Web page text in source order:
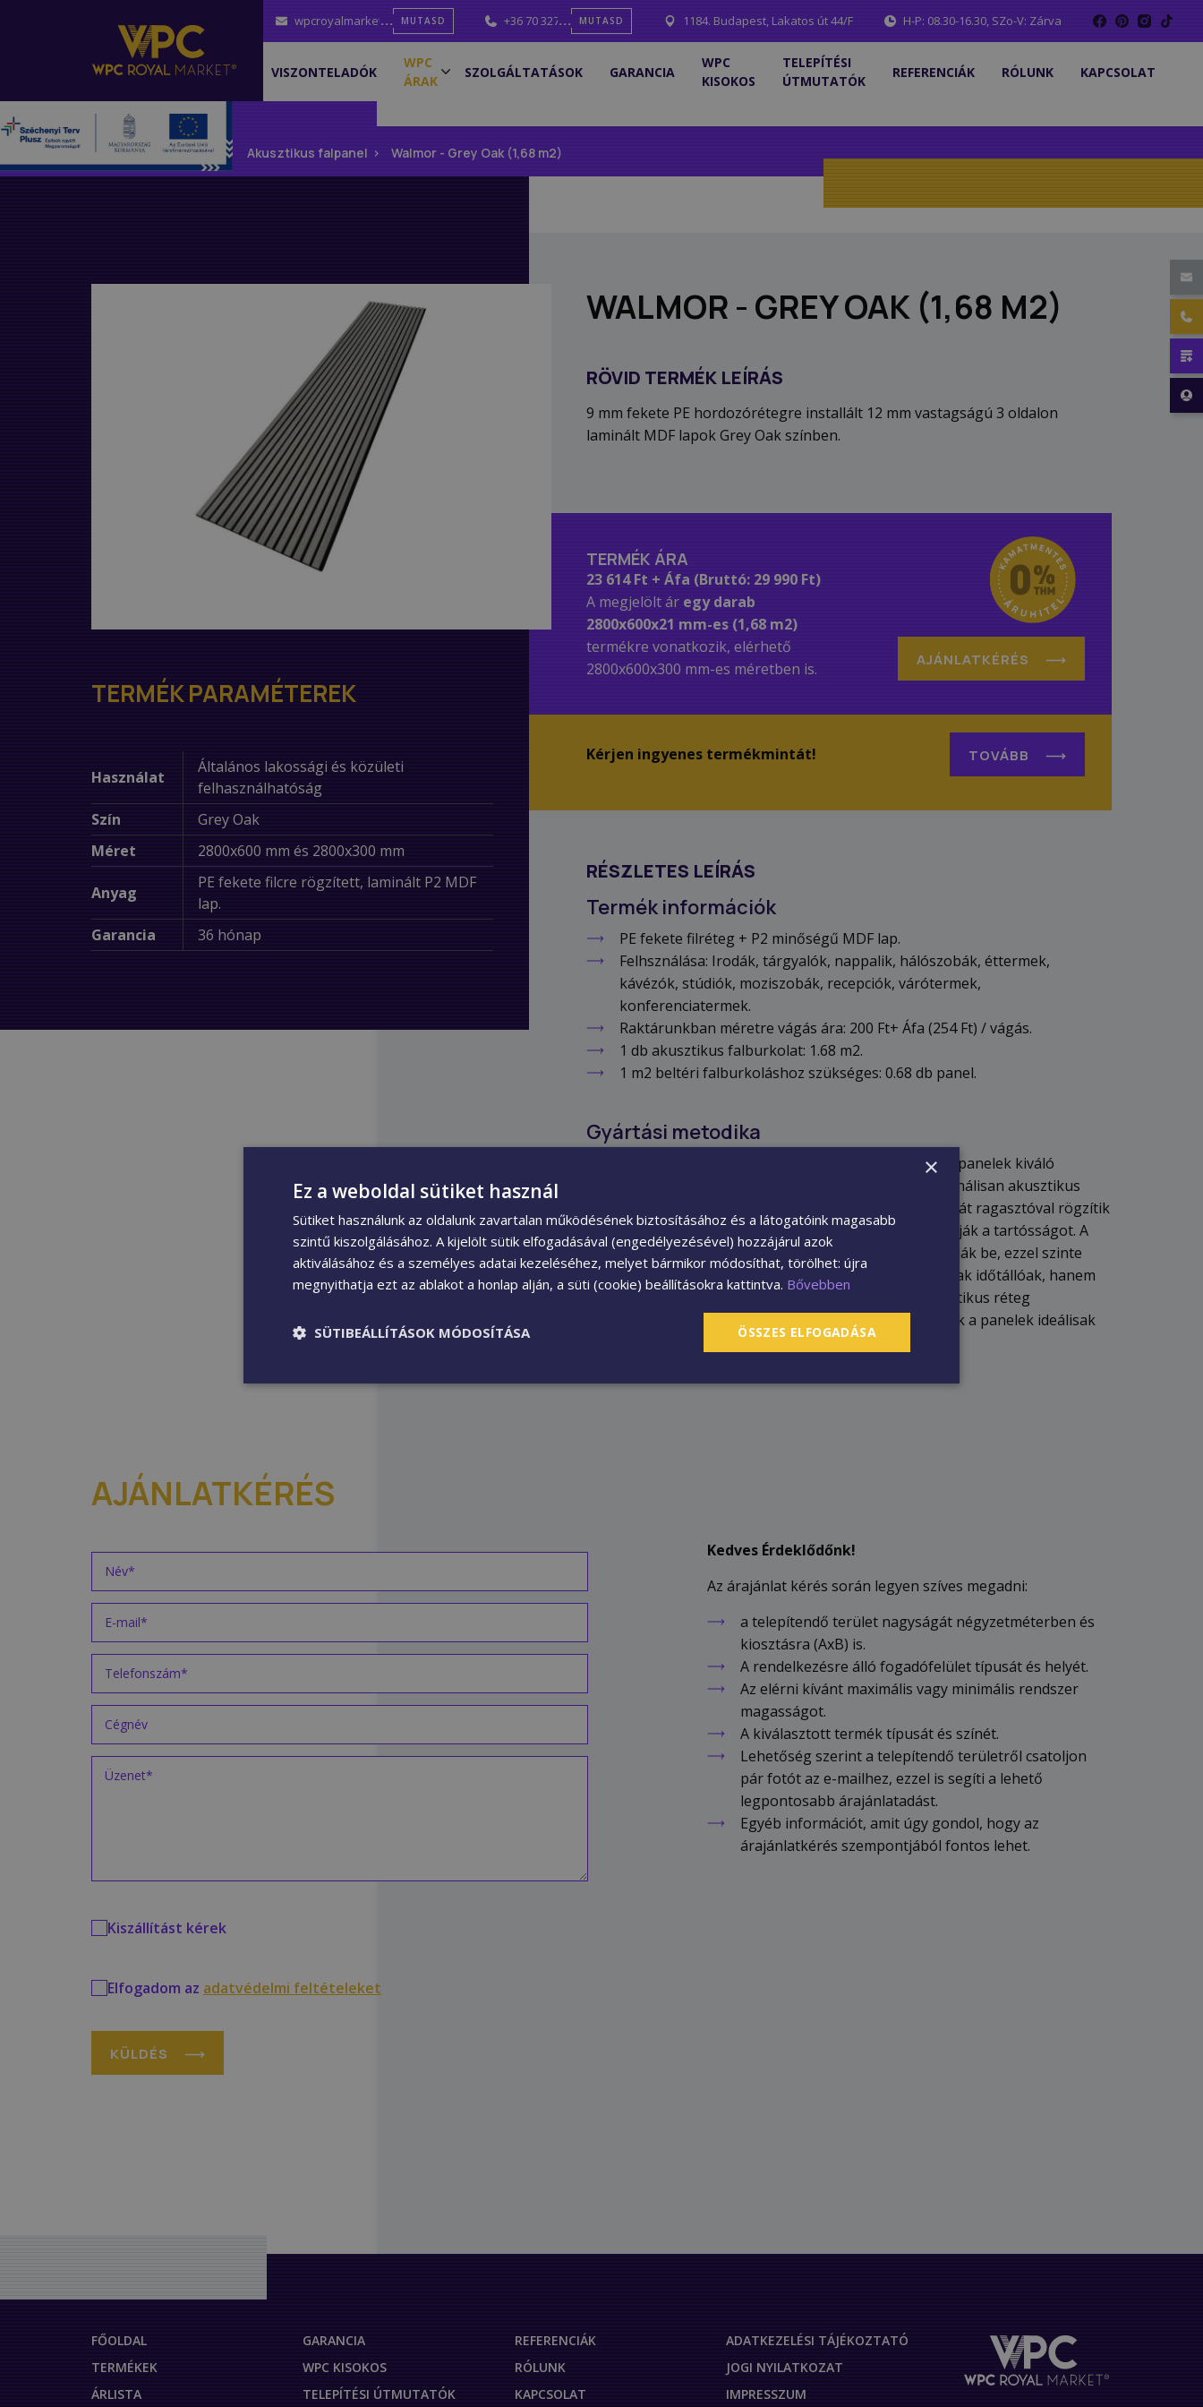
wpcroyalmarket@gmail.com
MUTASD +36 70 327 0001MUTASD 1184. Budapest, Lakatos út 44/F H-P: 08.30-16.30, SZo-V: Zárva
VISZONTELADÓK
WPC
ÁRAK
SZOLGÁLTATÁSOK GARANCIA
WPC
KISOKOS
TELEPÍTÉSI
ÚTMUTATÓK
REFERENCIÁK RÓLUNK KAPCSOLAT
Főoldal WPC árak Akusztikus falpanel Walmor - Grey Oak (1,68 m2)
TERMÉK PARAMÉTEREK
Használat
Általános lakossági és közületi
felhasználhatóság
Szín
Grey Oak
Méret
2800x600 mm és 2800x300 mm
Anyag
PE fekete filcre rögzített, laminált P2 MDF
lap.
Garancia
36 hónap
WALMOR - GREY OAK (1,68 M2)
RÖVID TERMÉK LEÍRÁS
9 mm fekete PE hordozórétegre installált 12 mm vastagságú 3 oldalon
laminált MDF lapok Grey Oak színben.
TERMÉK ÁRA
23 614 Ft + Áfa (Bruttó: 29 990 Ft)
A megjelölt ár egy darab
2800x600x21 mm-es (1,68 m2)
termékre vonatkozik, elérhető
2800x600x300 mm-es méretben is.
AJÁNLATKÉRÉS
Kérjen ingyenes termékmintát! TOVÁBB
RÉSZLETES LEÍRÁS
Termék információk
PE fekete filréteg + P2 minőségű MDF lap.
Felhsználása: Irodák, tárgyalók, nappalik, hálószobák, éttermek,
kávézók, stúdiók, moziszobák, recepciók, várótermek,
konferenciatermek.
Raktárunkban méretre vágás ára: 200 Ft+ Áfa (254 Ft) / vágás.
1 db akusztikus falburkolat: 1.68 m2.
1 m2 beltéri falburkoláshoz szükséges: 0.68 db panel.
Gyártási metodika
A Technikal Wood Veneer eljárással készült akusztikus panelek kiváló
minőségű fa furnérból, MDF hordozórétegből és opcionálisan akusztikus
filcből állnak. A gyártás során a fa furnért környezetbarát ragasztóval rögzítik
az alaplemezre, majd nagynyomású préseléssel biztosítják a tartósságot. A
felületet szintén fa alapanyagból készült lamináltal vonják be, ezzel szinte
bármilyen famintát le tudnak másolni. A panelek nemcsak időtállóak, hanem
elegáns megjelenésűek is. A hátoldalon található akusztikus réteg
hatékonyan csökkenti a zajokat és visszhangot, így ezek a panelek ideálisak
modern belső terekhez.
AJÁNLATKÉRÉS
Kiszállítást kérek
Elfogadom az adatvédelmi feltételeket
KÜLDÉS
Kedves Érdeklődőnk!
Az árajánlat kérés során legyen szíves megadni:
a telepítendő terület nagyságát négyzetméterben és
kiosztásra (AxB) is.
A rendelkezésre álló fogadófelület típusát és helyét.
Az elérni kívánt maximális vagy minimális rendszer
magasságot.
A kiválasztott termék típusát és színét.
Lehetőség szerint a telepítendő területről csatoljon
pár fotót az e-mailhez, ezzel is segíti a lehető
legpontosabb árajánlatadást.
Egyéb információt, amit úgy gondol, hogy az
árajánlatkérés szempontjából fontos lehet.
FŐOLDAL
TERMÉKEK
ÁRLISTA
GARANCIA
WPC KISOKOS
TELEPÍTÉSI ÚTMUTATÓK
REFERENCIÁK
RÓLUNK
KAPCSOLAT
ADATKEZELÉSI TÁJÉKOZTATÓ
JOGI NYILATKOZAT
IMPRESSZUM
×
Ez a weboldal sütiket használ
Sütiket használunk az oldalunk zavartalan működésének biztosításához és a látogatóink magasabb
szintű kiszolgálásához. A kijelölt sütik elfogadásával (engedélyezésével) hozzájárul azok
aktiválásához és a személyes adatai kezeléséhez, melyet bármikor módosíthat, törölhet: újra
megnyithatja ezt az ablakot a honlap alján, a süti (cookie) beállításokra kattintva. Bővebben
ÖSSZES ELFOGADÁSA
SÜTIBEÁLLÍTÁSOK MÓDOSÍTÁSA